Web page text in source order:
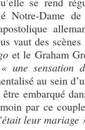
Notre-Dame de
vaut des
et le Graham
« une sensation
au sein
embarqué
par ce
leur mariage